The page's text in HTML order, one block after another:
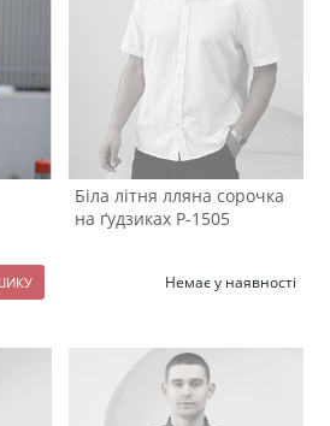
Біла літня лляна сорочка
на ґудзиках Р-1505
Немає у наявності